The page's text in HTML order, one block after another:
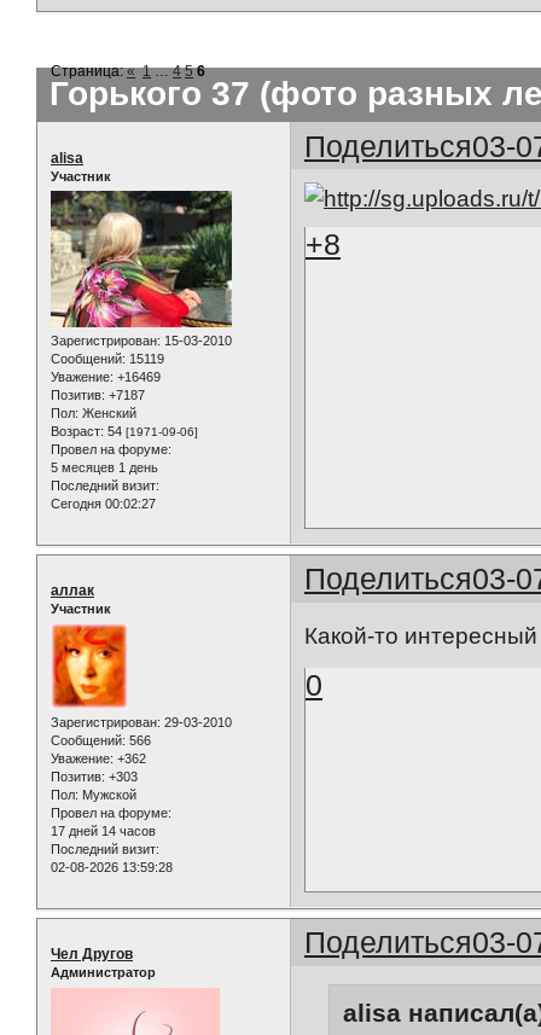
Горького 37 (фото разных
Страница:« 1 … 4 5 6
Поделиться03-
alisa
Участник
Зарегистрирован: 15-03-2010
Сообщений: 15119
Уважение: +16469
Позитив: +7187
Пол: Женский
Возраст: 54 [1971-09-06]
Провел на форуме:
5 месяцев 1 день
Последний визит:
Сегодня 00:02:27
+8
Поделиться03-
аллак
Участник
Зарегистрирован: 29-03-2010
Сообщений: 566
Уважение: +362
Позитив: +303
Пол: Мужской
Провел на форуме:
17 дней 14 часов
Последний визит:
02-08-2026 13:59:28
Какой-то
0
Поделиться03-
Чел Другов
Администратор
alisa